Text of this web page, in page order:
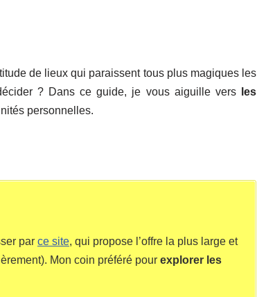
de lieux qui paraissent tous plus magiques les
? Dans ce guide, je vous aiguille vers
les
personnelles.
par ce site, qui propose l’offre la plus large et
Mon coin préféré pour explorer les